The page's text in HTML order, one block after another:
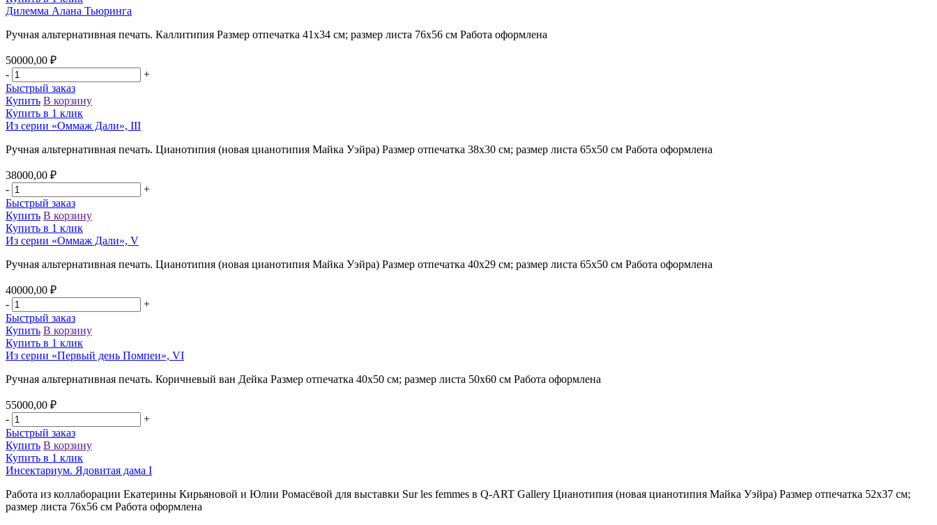
Дилемма Алана Тьюринга
Ручная альтернативная печать. Каллитипия Размер отпечатка 41х34 см; размер листа 76х56 см Работа оформлена
50000,00 ₽
-
+
Быстрый заказ
Купить В корзину
Купить в 1 клик
Из серии «Оммаж Дали», III
Ручная альтернативная печать. Цианотипия (новая цианотипия Майка Уэйра) Размер отпечатка 38х30 см; размер листа 65х50 см Работа оформлена
38000,00 ₽
-
+
Быстрый заказ
Купить В корзину
Купить в 1 клик
Из серии «Оммаж Дали», V
Ручная альтернативная печать. Цианотипия (новая цианотипия Майка Уэйра) Размер отпечатка 40х29 см; размер листа 65х50 см Работа оформлена
40000,00 ₽
-
+
Быстрый заказ
Купить В корзину
Купить в 1 клик
Из серии «Первый день Помпеи», VI
Ручная альтернативная печать. Коричневый ван Дейка Размер отпечатка 40х50 см; размер листа 50х60 см Работа оформлена
55000,00 ₽
-
+
Быстрый заказ
Купить В корзину
Купить в 1 клик
Инсектариум. Ядовитая дама I
Работа из коллаборации Екатерины Кирьяновой и Юлии Ромасёвой для выставки Sur les femmes в Q-ART Gallery Цианотипия (новая цианотипия Майка Уэйра) Размер отпечатка 52х37 см;
размер листа 76х56 см Работа оформлена